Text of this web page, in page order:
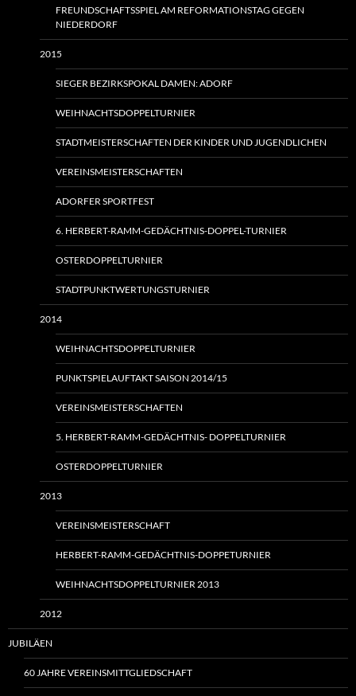
FREUNDSCHAFTSSPIEL AM REFORMATIONSTAG GEGEN
NIEDERDORF
2015
SIEGER BEZIRKSPOKAL DAMEN: ADORF
WEIHNACHTSDOPPELTURNIER
STADTMEISTERSCHAFTEN DER KINDER UND JUGENDLICHEN
VEREINSMEISTERSCHAFTEN
ADORFER SPORTFEST
6. HERBERT-RAMM-GEDÄCHTNIS-DOPPEL-TURNIER
OSTERDOPPELTURNIER
STADTPUNKTWERTUNGSTURNIER
2014
WEIHNACHTSDOPPELTURNIER
PUNKTSPIELAUFTAKT SAISON 2014/15
VEREINSMEISTERSCHAFTEN
5. HERBERT-RAMM-GEDÄCHTNIS- DOPPELTURNIER
OSTERDOPPELTURNIER
2013
VEREINSMEISTERSCHAFT
HERBERT-RAMM-GEDÄCHTNIS-DOPPETURNIER
WEIHNACHTSDOPPELTURNIER 2013
2012
JUBILÄEN
60 JAHRE VEREINSMITTGLIEDSCHAFT